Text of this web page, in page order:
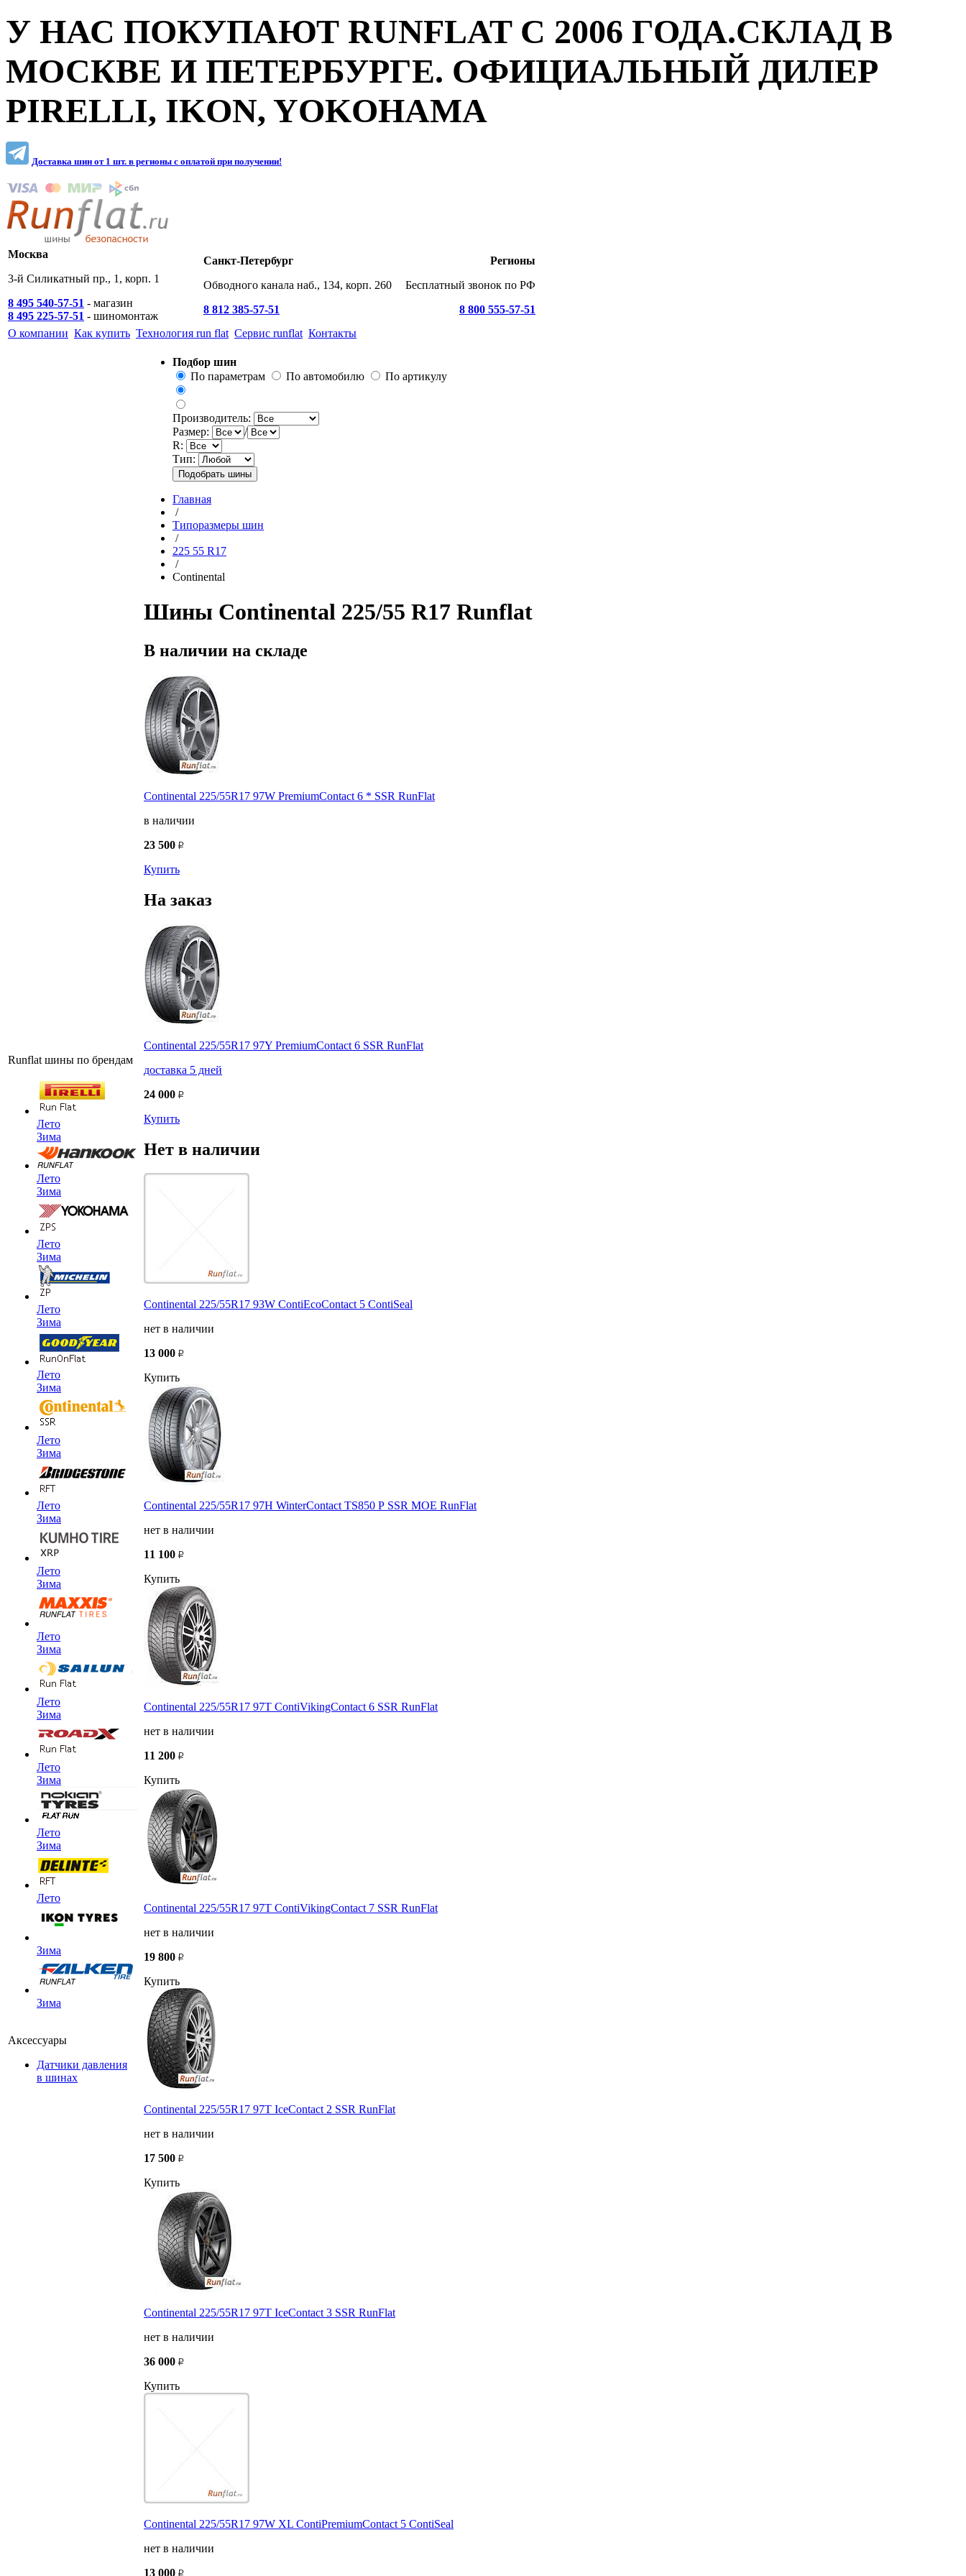
У НАС ПОКУПАЮТ RUNFLAT С 2006 ГОДА.СКЛАД В
МОСКВЕ И ПЕТЕРБУРГЕ. ОФИЦИАЛЬНЫЙ ДИЛЕР
PIRELLI, IKON, YOKOHAMA
Доставка шин от 1 шт. в регионы c оплатой при получении!
Москва
3-й Силикатный пр., 1, корп. 1
8 495 540-57-51 - магазин
8 495 225-57-51 - шиномонтаж
Санкт-Петербург
Обводного канала наб., 134, корп. 260
8 812 385-57-51
Регионы
Бесплатный звонок по РФ
8 800 555-57-51
О компании Как купить Технология run flat Сервис runflat Контакты
Runflat шины по брендам
Лето
Зима
Лето
Зима
Лето
Зима
Лето
Зима
Лето
Зима
Лето
Зима
Лето
Зима
Лето
Зима
Лето
Зима
Лето
Зима
Лето
Зима
Лето
Зима
Лето
Зима
Зима
Аксессуары
Датчики давления
в шинах
Подбор шин
По параметрам
По автомобилю По артикулу
Производитель:
Размер:
/
R:
Тип:
Главная
/
Типоразмеры шин
/
225 55 R17
/
Continental
Шины Continental 225/55 R17 Runflat
В наличии на складе
Continental 225/55R17 97W PremiumContact 6 * SSR RunFlat
в наличии
23 500
Купить
На заказ
Continental 225/55R17 97Y PremiumContact 6 SSR RunFlat
доставка 5 дней
24 000
Купить
Нет в наличии
Continental 225/55R17 93W ContiEcoContact 5 ContiSeal
нет в наличии
13 000
Купить
Continental 225/55R17 97H WinterContact TS850 Р SSR MOE RunFlat
нет в наличии
11 100
Купить
Continental 225/55R17 97T ContiVikingContact 6 SSR RunFlat
нет в наличии
11 200
Купить
Continental 225/55R17 97T ContiVikingContact 7 SSR RunFlat
нет в наличии
19 800
Купить
Continental 225/55R17 97T IceContact 2 SSR RunFlat
нет в наличии
17 500
Купить
Continental 225/55R17 97T IceContact 3 SSR RunFlat
нет в наличии
36 000
Купить
Continental 225/55R17 97W XL ContiPremiumContact 5 ContiSeal
нет в наличии
13 000